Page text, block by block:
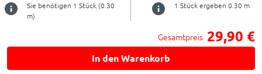
Sie benötigen 1 Stück (0.30
m)
1 Stück ergeben 0.30 m
Gesamtpreis 29,90 €
In den Warenkorb